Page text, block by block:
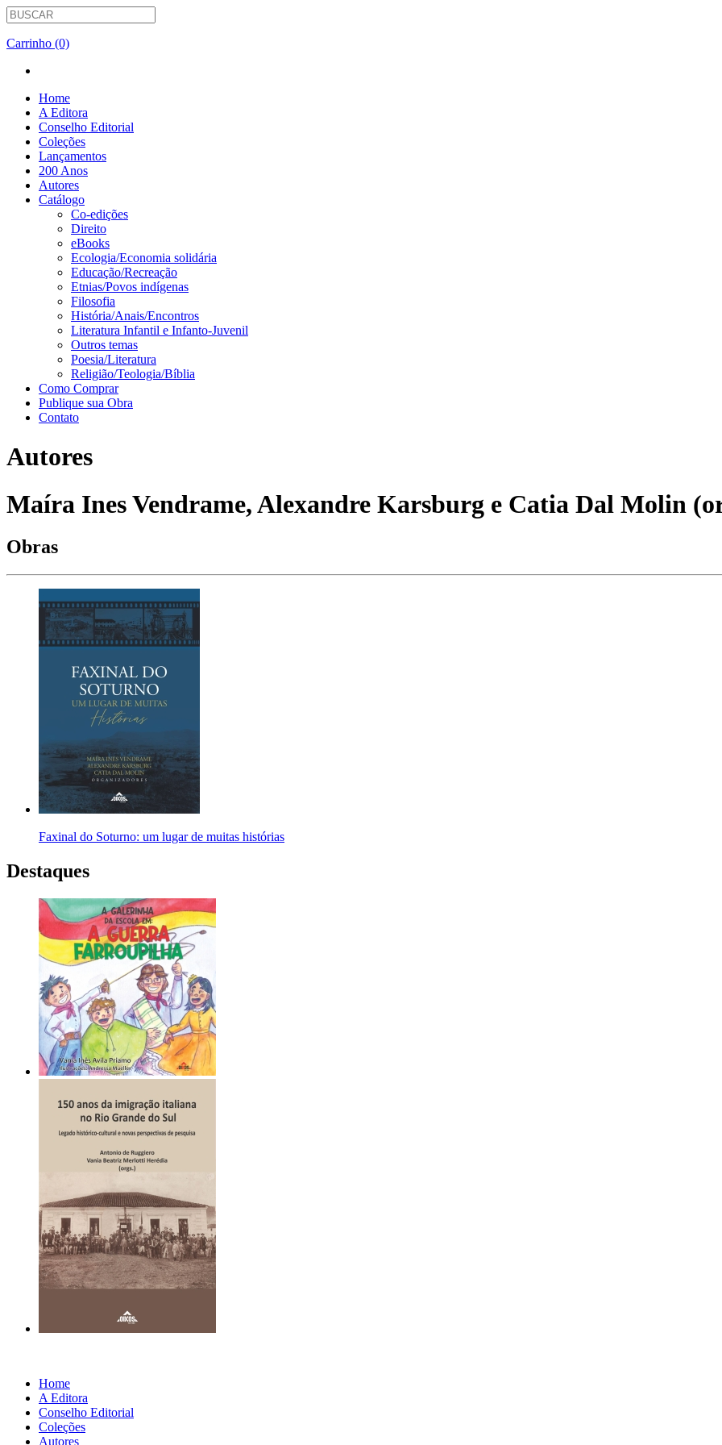
Carrinho (0)
Home
A Editora
Conselho Editorial
Coleções
Lançamentos
200 Anos
Autores
Catálogo
Co-edições
Direito
eBooks
Ecologia/Economia solidária
Educação/Recreação
Etnias/Povos indígenas
Filosofia
História/Anais/Encontros
Literatura Infantil e Infanto-Juvenil
Outros temas
Poesia/Literatura
Religião/Teologia/Bíblia
Como Comprar
Publique sua Obra
Contato
Autores
Maíra Ines Vendrame, Alexandre Karsburg e Catia Dal Molin
Obras
Faxinal do Soturno: um lugar de muitas histórias
Destaques
Home
A Editora
Conselho Editorial
Coleções
Autores